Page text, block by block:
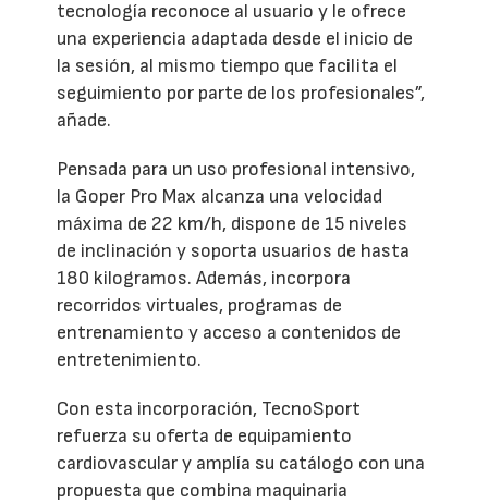
tecnología reconoce al usuario y le ofrece
una experiencia adaptada desde el inicio de
la sesión, al mismo tiempo que facilita el
seguimiento por parte de los profesionales”,
añade.
Pensada para un uso profesional intensivo,
la Goper Pro Max alcanza una velocidad
máxima de 22 km/h, dispone de 15 niveles
de inclinación y soporta usuarios de hasta
180 kilogramos. Además, incorpora
recorridos virtuales, programas de
entrenamiento y acceso a contenidos de
entretenimiento.
Con esta incorporación, TecnoSport
refuerza su oferta de equipamiento
cardiovascular y amplía su catálogo con una
propuesta que combina maquinaria